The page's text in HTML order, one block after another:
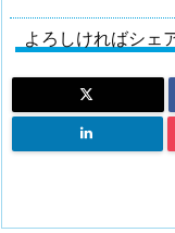
よろしければシェ